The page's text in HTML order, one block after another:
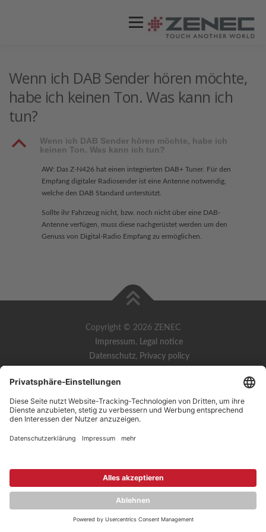
Menü
STORES / HÄNDLER
Wenn ich DAB Sender hören möchte,
habe ich keinen Ton. Was kann ich
tun?
B
Wenn ich DAB Sender hören möchte, habe ich
keinen Ton. Was kann ich tun?
AW: Das Z-N426 hat einen integrierten DAB+ Tuner. Für den
Empfang digitaler Radiosender ist eine Antenne notwendig,
welche den DAB Standard unterstützt.
Sollte ihr Fahrzeug nicht, bzw. noch nicht über eine DAB-
Antenne verfügen, muss diese nachgerüstet werden um den
Genuss von Digital-Radio Empfang zu ermöglichen.
Copyright © 2026 ZENEC
Impressum, Legal notice
Datenschutz, Privacy policy
Dokumente zur Produktkonformität
Product Compliance
Documents